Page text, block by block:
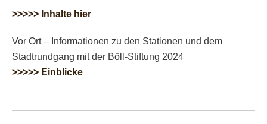
>>>>> Inhalte hier
Vor Ort – Informationen zu den Stationen und dem
Stadtrundgang mit der Böll-Stiftung 2024
>>>>> Einblicke